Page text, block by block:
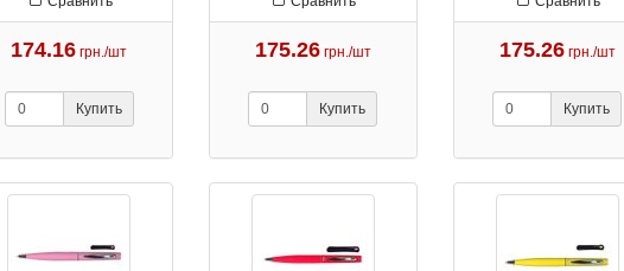
174.16 грн./шт
Купить
175.26 грн./шт
Купить
175.26 грн./шт
Купить